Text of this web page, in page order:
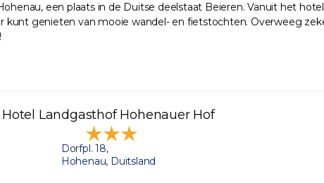
een plaats in de Duitse deelstaat Beieren. Vanuit het
kunt genieten van mooie wandel- en fietstochten. Overweeg
Hotel Landgasthof Hohenauer Hof
Dorfpl. 18,
Hohenau, Duitsland